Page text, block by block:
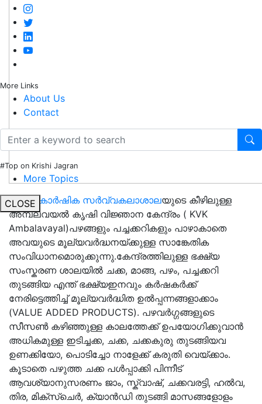
More Links
About Us
Contact
#Top on Krishi Jagran
More Topics
CLOSE
കേരള കാര്‍ഷിക സര്‍വ്വകലാശാലയുടെ കീഴിലുള്ള
അമ്പലവയല്‍ കൃഷി വിജ്ഞാന കേന്ദ്രം ( KVK
Ambalavayal)പഴങ്ങളും പച്ചക്കറികളും പാഴാകാതെ
അവയുടെ മൂല്യവര്‍ദ്ധനയ്ക്കുള്ള സാങ്കേതിക
സംവിധാനമൊരുക്കുന്നു.കേന്ദ്രത്തിലുള്ള ഭക്ഷ്യ
സംസ്കരണ ശാലയില്‍ ചക്ക, മാങ്ങ, പഴം, പച്ചക്കറി
തുടങ്ങിയ എന്ത് ഭക്ഷ്യഇനവും കര്‍ഷകര്‍ക്ക്
നേരിട്ടെത്തിച്ച് മൂല്യവര്‍ദ്ധിത ഉല്‍പ്പന്നങ്ങളാക്കാം
(VALUE ADDED PRODUCTS). പഴവര്‍ഗ്ഗങ്ങളുടെ
സീസണ്‍ കഴിഞ്ഞുള്ള കാലത്തേക്ക് ഉപയോഗിക്കുവാന്‍
അധികമുള്ള ഇടിച്ചക്ക, ചക്ക, ചക്കകുരു തുടങ്ങിയവ
ഉണക്കിയോ, പൊടിച്ചോ നാളേക്ക് കരുതി വെയ്ക്കാം.
കൂടാതെ പഴുത്ത ചക്ക പള്‍പ്പാക്കി പിന്നീട്
ആവശ്യാനുസരണം ജാം, സ്ക്വാഷ്, ചക്കവരട്ടി, ഹല്‍വ,
തിര, മിക്സ്ചെര്‍, ക്യാന്‍ഡി തുടങ്ങി മാസങ്ങളോളം